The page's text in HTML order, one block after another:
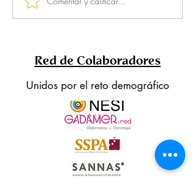
DigitalizaciONG: el
programa que permite a
Red de Colaboradores
Unidos por el reto demográfico